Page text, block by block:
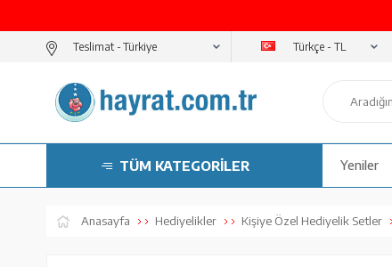
Teslimat - Türkçe - TL
TÜM KATEGORİLER Yeniler
Anasayfa Hediyelikler Kişiye Özel Hediyelik Setler